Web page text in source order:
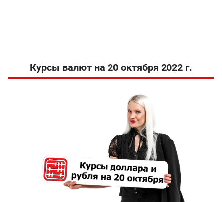
Курсы валют на 20 октября 2022 г.